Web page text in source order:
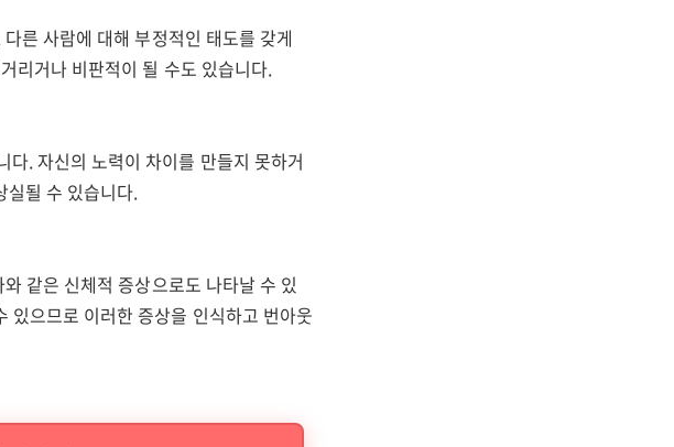
른 사람에 대해 부정적인 태도를 갖게
리거나 비판적이 될 수도 있습니다.
. 자신의 노력이 차이를 만들지 못하거
실될 수 있습니다.
같은 신체적 증상으로도 나타날 수 있
있으므로 이러한 증상을 인식하고 번아웃